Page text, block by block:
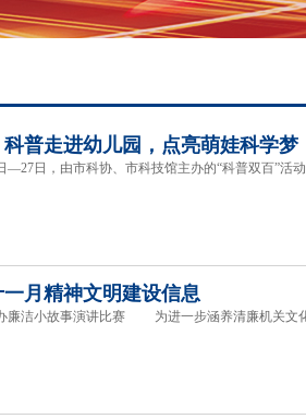
普走进幼儿园，点亮萌娃科学梦
日，由市科协、市科技馆主办的“科普双百”活动
月精神文明建设信息
小故事演讲比赛 为进一步涵养清廉机关文化